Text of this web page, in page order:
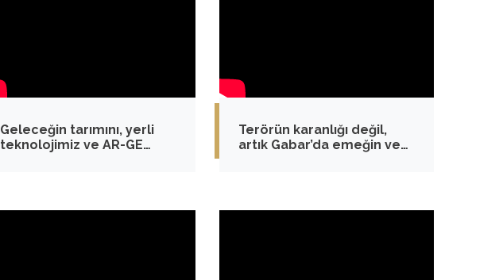
Geleceğin tarımını, yerli
teknolojimiz ve AR-GE
Terörün karanlığı değil,
artık Gabar’da emeğin ve